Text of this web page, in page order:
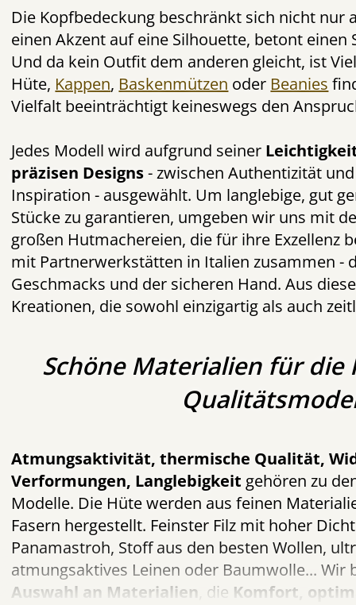
Die Kopfbedeckung beschränkt sich nicht nur
einen Akzent auf eine Silhouette, betont einen
Und da kein Outfit dem anderen gleicht, ist
Hüte, Kappen, Baskenmützen oder Beanies
Vielfalt beeinträchtigt keineswegs den
Jedes Modell wird aufgrund seiner
präzisen Designs- zwischen Authentizität
Inspiration - ausgewählt. Um langlebige, gut
Stücke zu garantieren, umgeben wir uns mit
großen Hutmachereien, die für ihre Exzellenz
mit Partnerwerkstätten in Italien zusammen -
Geschmacks und der sicheren Hand. Aus
Kreationen, die sowohl einzigartig als auch
Schöne Materialien für die
Atmungsaktivität, thermische Qualität,
Verformungen, Langlebigkeit gehören zu
Modelle. Die Hüte werden aus feinen
Fasern hergestellt. Feinster Filz mit hoher
Panamastroh, Stoff aus den besten Wollen,
atmungsaktives Leinen oder Baumwolle... Wir
Auswahl an Materialien , die Komfort,